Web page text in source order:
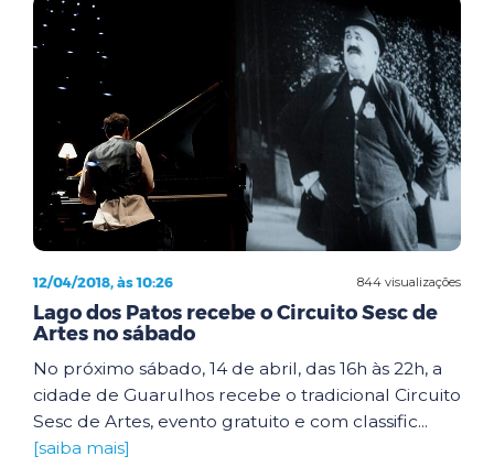
844 visualizações
12/04/2018, às 10:26
Lago dos Patos recebe o Circuito Sesc de
Artes no sábado
No próximo sábado, 14 de abril, das 16h às 22h, a
cidade de Guarulhos recebe o tradicional Circuito
Sesc de Artes, evento gratuito e com classific...
[saiba mais]